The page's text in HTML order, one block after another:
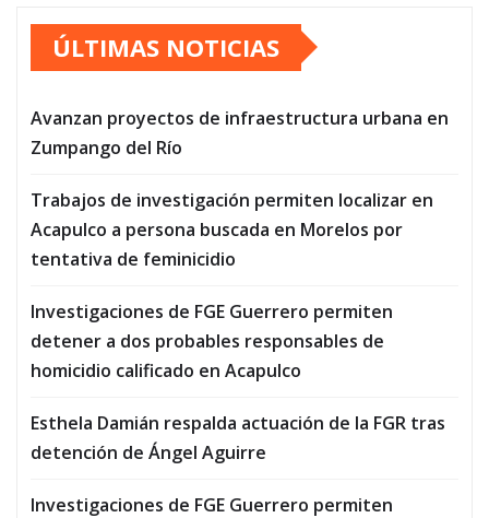
ÚLTIMAS NOTICIAS
Avanzan proyectos de infraestructura urbana en
Zumpango del Río
Trabajos de investigación permiten localizar en
Acapulco a persona buscada en Morelos por
tentativa de feminicidio
Investigaciones de FGE Guerrero permiten
detener a dos probables responsables de
homicidio calificado en Acapulco
Esthela Damián respalda actuación de la FGR tras
detención de Ángel Aguirre
Investigaciones de FGE Guerrero permiten